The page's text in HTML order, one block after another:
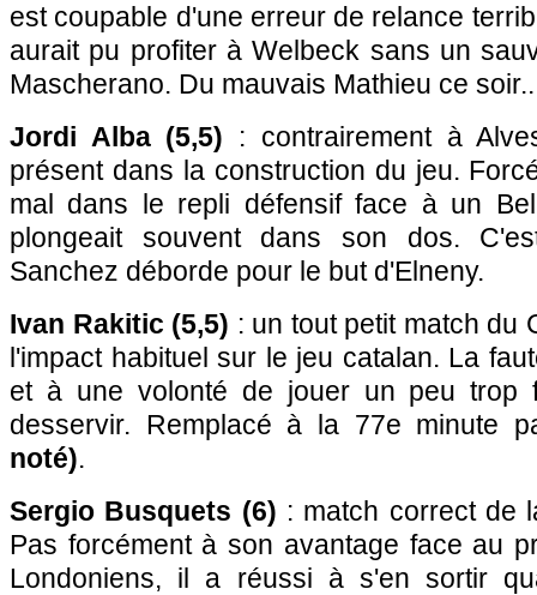
est coupable d'une erreur de relance
aurait pu profiter à Welbeck sans un
Mascherano. Du mauvais Mathieu ce
Jordi Alba (5,5) : contrairement à
présent dans la construction du jeu.
mal dans le repli défensif face à un
plongeait souvent dans son dos.
Sanchez déborde pour le but d'Elneny.
Ivan Rakitic (5,5) : un tout petit match du
l'impact habituel sur le jeu catalan. La
et à une volonté de jouer un peu trop
desservir. Remplacé à la 77e minute
noté).
Sergio Busquets (6) : match correct de
Pas forcément à son avantage face au
Londoniens, il a réussi à s'en sortir